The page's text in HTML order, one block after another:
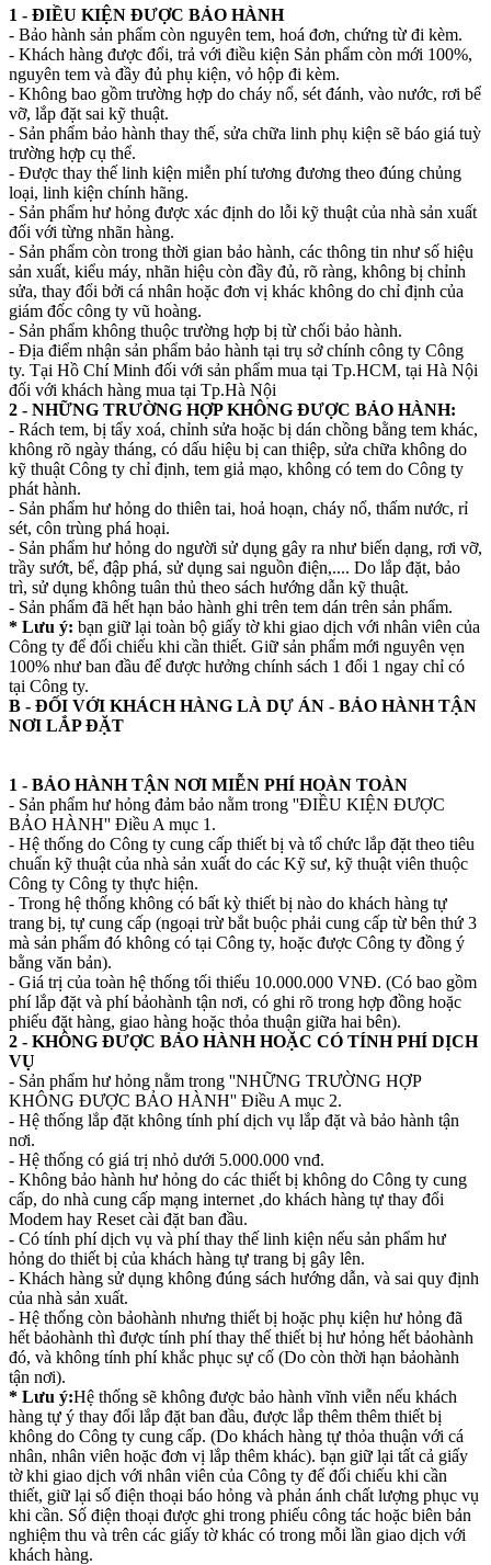
1 - ĐIỀU KIỆN ĐƯỢC BẢO HÀNH
- Bảo hành sản phẩm còn nguyên tem, hoá đơn, chứng từ đi kèm.
- Khách hàng được đổi, trả với điều kiện Sản phẩm còn mới 100%,
nguyên tem và đầy đủ phụ kiện, vỏ hộp đi kèm.
- Không bao gồm trường hợp do cháy nổ, sét đánh, vào nước, rơi bể
vỡ, lắp đặt sai kỹ thuật.
- Sản phẩm bảo hành thay thế, sửa chữa linh phụ kiện sẽ báo giá tuỳ
trường hợp cụ thể.
- Được thay thế linh kiện miễn phí tương đương theo đúng chủng
loại, linh kiện chính hãng.
- Sản phẩm hư hỏng được xác định do lỗi kỹ thuật của nhà sản xuất
đối với từng nhãn hàng.
- Sản phẩm còn trong thời gian bảo hành, các thông tin như số hiệu
sản xuất, kiểu máy, nhãn hiệu còn đầy đủ, rõ ràng, không bị chỉnh
sửa, thay đổi bởi cá nhân hoặc đơn vị khác không do chỉ định của
giám đốc công ty vũ hoàng.
- Sản phẩm không thuộc trường hợp bị từ chối bảo hành.
- Địa điểm nhận sản phẩm bảo hành tại trụ sở chính công ty Công
ty. Tại Hồ Chí Minh đối với sản phẩm mua tại Tp.HCM, tại Hà Nội
đối với khách hàng mua tại Tp.Hà Nội
2 - NHỮNG TRƯỜNG HỢP KHÔNG ĐƯỢC BẢO HÀNH:
- Rách tem, bị tẩy xoá, chỉnh sửa hoặc bị dán chồng bằng tem khác,
không rõ ngày tháng, có dấu hiệu bị can thiệp, sửa chữa không do
kỹ thuật Công ty chỉ định, tem giả mạo, không có tem do Công ty
phát hành.
- Sản phẩm hư hỏng do thiên tai, hoả hoạn, cháy nổ, thấm nước, rỉ
sét, côn trùng phá hoại.
- Sản phẩm hư hỏng do người sử dụng gây ra như biến dạng, rơi vỡ,
trầy sướt, bể, đập phá, sử dụng sai nguồn điện,.... Do lắp đặt, bảo
trì, sử dụng không tuân thủ theo sách hướng dẫn kỹ thuật.
- Sản phẩm đã hết hạn bảo hành ghi trên tem dán trên sản phẩm.
* Lưu ý: bạn giữ lại toàn bộ giấy tờ khi giao dịch với nhân viên của
Công ty để đối chiếu khi cần thiết. Giữ sản phẩm mới nguyên vẹn
100% như ban đầu để được hưởng chính sách 1 đổi 1 ngay chỉ có
tại Công ty.
B - ĐỐI VỚI KHÁCH HÀNG LÀ DỰ ÁN - BẢO HÀNH TẬN
NƠI LẮP ĐẶT
1 - BẢO HÀNH TẬN NƠI MIỄN PHÍ HOÀN TOÀN
- Sản phẩm hư hỏng đảm bảo nằm trong ''ĐIỀU KIỆN ĐƯỢC
BẢO HÀNH'' Điều A mục 1.
- Hệ thống do Công ty cung cấp thiết bị và tổ chức lắp đặt theo tiêu
chuẩn kỹ thuật của nhà sản xuất do các Kỹ sư, kỹ thuật viên thuộc
Công ty Công ty thực hiện.
- Trong hệ thống không có bất kỳ thiết bị nào do khách hàng tự
trang bị, tự cung cấp (ngoại trừ bắt buộc phải cung cấp từ bên thứ 3
mà sản phẩm đó không có tại Công ty, hoặc được Công ty đồng ý
bằng văn bản).
- Giá trị của toàn hệ thống tối thiểu 10.000.000 VNĐ. (Có bao gồm
phí lắp đặt và phí bảohành tận nơi, có ghi rõ trong hợp đồng hoặc
phiếu đặt hàng, giao hàng hoặc thỏa thuận giữa hai bên).
2 - KHÔNG ĐƯỢC BẢO HÀNH HOẶC CÓ TÍNH PHÍ DỊCH
VỤ
- Sản phẩm hư hỏng nằm trong ''NHỮNG TRƯỜNG HỢP
KHÔNG ĐƯỢC BẢO HÀNH'' Điều A mục 2.
- Hệ thống lắp đặt không tính phí dịch vụ lắp đặt và bảo hành tận
nơi.
- Hệ thống có giá trị nhỏ dưới 5.000.000 vnđ.
- Không bảo hành hư hỏng do các thiết bị không do Công ty cung
cấp, do nhà cung cấp mạng internet ,do khách hàng tự thay đổi
Modem hay Reset cài đặt ban đầu.
- Có tính phí dịch vụ và phí thay thế linh kiện nếu sản phẩm hư
hỏng do thiết bị của khách hàng tự trang bị gây lên.
- Khách hàng sử dụng không đúng sách hướng dẫn, và sai quy định
của nhà sản xuất.
- Hệ thống còn bảohành nhưng thiết bị hoặc phụ kiện hư hỏng đã
hết bảohành thì được tính phí thay thế thiết bị hư hỏng hết bảohành
đó, và không tính phí khắc phục sự cố (Do còn thời hạn bảohành
tận nơi).
* Lưu ý:Hệ thống sẽ không được bảo hành vĩnh viễn nếu khách
hàng tự ý thay đổi lắp đặt ban đầu, được lắp thêm thêm thiết bị
không do Công ty cung cấp. (Do khách hàng tự thỏa thuận với cá
nhân, nhân viên hoặc đơn vị lắp thêm khác). bạn giữ lại tất cả giấy
tờ khi giao dịch với nhân viên của Công ty để đối chiếu khi cần
thiết, giữ lại số điện thoại báo hỏng và phản ánh chất lượng phục vụ
khi cần. Số điện thoại được ghi trong phiếu công tác hoặc biên bản
nghiệm thu và trên các giấy tờ khác có trong mỗi lần giao dịch với
khách hàng.